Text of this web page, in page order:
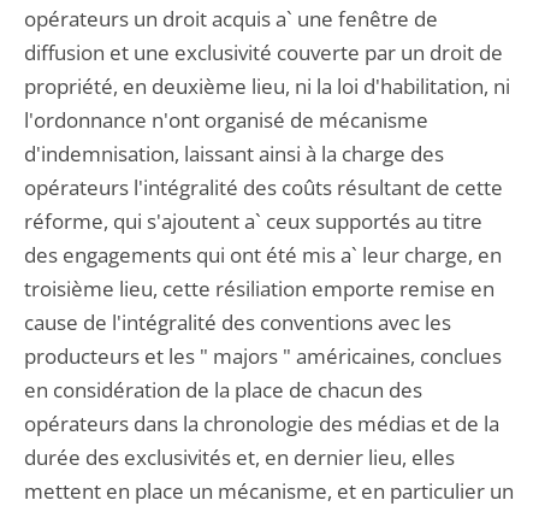
opérateurs un droit acquis a` une fenêtre de
diffusion et une exclusivité couverte par un droit de
propriété, en deuxième lieu, ni la loi d'habilitation, ni
l'ordonnance n'ont organisé de mécanisme
d'indemnisation, laissant ainsi à la charge des
opérateurs l'intégralité des coûts résultant de cette
réforme, qui s'ajoutent a` ceux supportés au titre
des engagements qui ont été mis a` leur charge, en
troisième lieu, cette résiliation emporte remise en
cause de l'intégralité des conventions avec les
producteurs et les " majors " américaines, conclues
en considération de la place de chacun des
opérateurs dans la chronologie des médias et de la
durée des exclusivités et, en dernier lieu, elles
mettent en place un mécanisme, et en particulier un